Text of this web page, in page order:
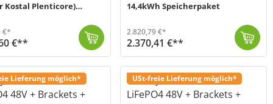
Kostal Plenticore)
€*
€**
14,4kWh Speicherpaket
2.820,79 €*
2.370,41 €**
Lieferung möglich* USt-freie Lieferung möglich*